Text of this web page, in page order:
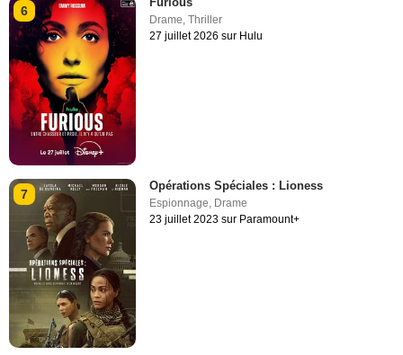
6
Drame,Thriller
27 juillet 2026 sur Hulu
7
Opérations Spéciales : Lioness
Espionnage Drame
23 juillet 2023 sur Paramount+